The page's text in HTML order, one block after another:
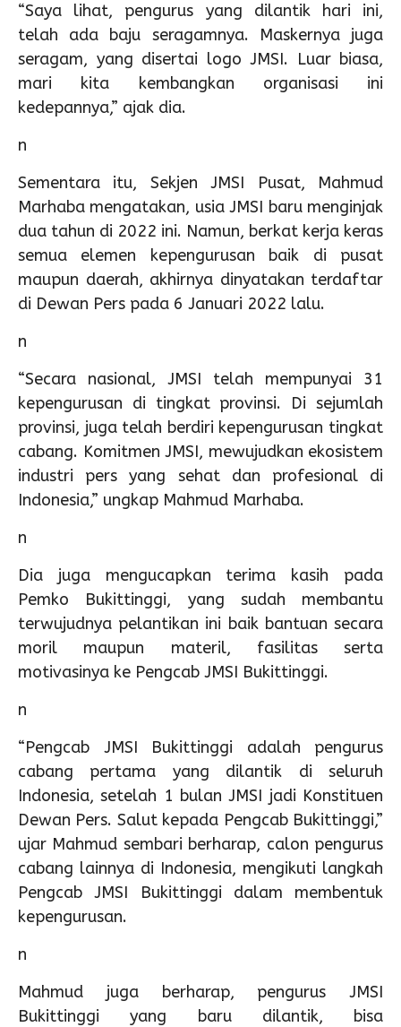
“Saya lihat, pengurus yang dilantik hari ini,
telah ada baju seragamnya. Maskernya juga
seragam, yang disertai logo JMSI. Luar biasa,
mari kita kembangkan organisasi ini
kedepannya,” ajak dia.
n
Sementara itu, Sekjen JMSI Pusat, Mahmud
Marhaba mengatakan, usia JMSI baru menginjak
dua tahun di 2022 ini. Namun, berkat kerja keras
semua elemen kepengurusan baik di pusat
maupun daerah, akhirnya dinyatakan terdaftar
di Dewan Pers pada 6 Januari 2022 lalu.
n
“Secara nasional, JMSI telah mempunyai 31
kepengurusan di tingkat provinsi. Di sejumlah
provinsi, juga telah berdiri kepengurusan tingkat
cabang. Komitmen JMSI, mewujudkan ekosistem
industri pers yang sehat dan profesional di
Indonesia,” ungkap Mahmud Marhaba.
n
Dia juga mengucapkan terima kasih pada
Pemko Bukittinggi, yang sudah membantu
terwujudnya pelantikan ini baik bantuan secara
moril maupun materil, fasilitas serta
motivasinya ke Pengcab JMSI Bukittinggi.
n
“Pengcab JMSI Bukittinggi adalah pengurus
cabang pertama yang dilantik di seluruh
Indonesia, setelah 1 bulan JMSI jadi Konstituen
Dewan Pers. Salut kepada Pengcab Bukittinggi,”
ujar Mahmud sembari berharap, calon pengurus
cabang lainnya di Indonesia, mengikuti langkah
Pengcab JMSI Bukittinggi dalam membentuk
kepengurusan.
n
Mahmud juga berharap, pengurus JMSI
Bukittinggi yang baru dilantik, bisa